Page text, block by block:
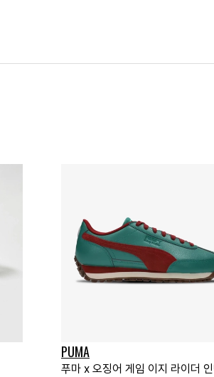
PUMA
푸마 x 오징어 게임 이지 라이더